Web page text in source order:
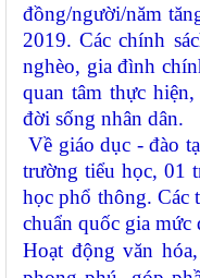
đồng/người/năm
2019.Các chính
nghèo, gia đình
quan tâm thực hiện,
đời sống nhân dân.
Về giáo dục - đào
trường tiểu học, 01
học phổ thông. Các
chuẩn quốc gia mức
Hoạt động văn hóa,